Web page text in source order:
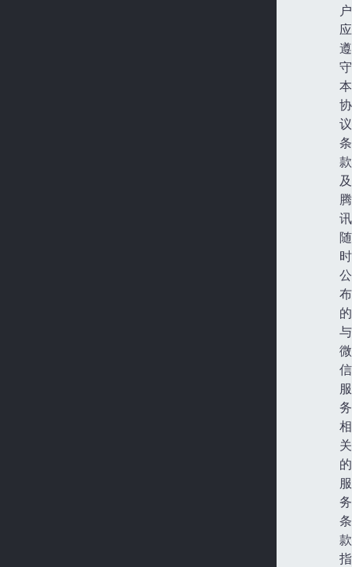
户
应
遵
守
本
协
议
条
款
及
腾
讯
随
时
公
布
的
与
微
信
服
务
相
关
的
服
务
条
指